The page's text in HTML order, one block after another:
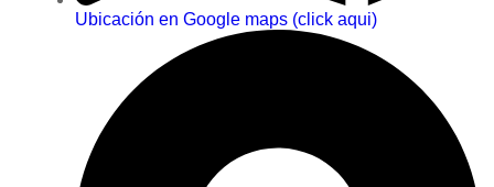
Ubicación en Google maps (click aqui)